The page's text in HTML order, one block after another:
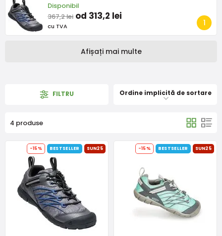
Disponibil
367,2 lei od 313,2 lei
cu TVA
Afișați mai multe
FILTRU Ordine implicită de sortare
4 produse
-15% BESTSELLER SUN25 -15% BESTSELLER SUN25